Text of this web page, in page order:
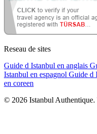
Reseau de sites
Guide d Istanbul en anglais
Istanbul en espagnol Guide d
en coreen
© 2026 Istanbul Authentique.